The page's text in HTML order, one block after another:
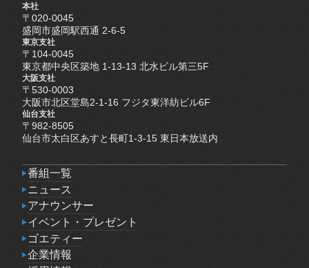
本社
〒020-0045
盛岡市盛岡駅西通 2-6-5
東京支社
〒104-0045
東京都中央区築地 1-13-13 北水ビル第三5F
大阪支社
〒530-0003
大阪市北区堂島2-1-16 フジタ東洋紡ビル6F
仙台支社
〒982-8505
仙台市太白区あすと長町1-3-15 東日本放送内
番組一覧
番組一覧
ニュース
ニュース
アナウンサー
アナウンサー
イベント・プレゼント
イベント・プレゼント
ゴエティー
ゴエティー
企業情報